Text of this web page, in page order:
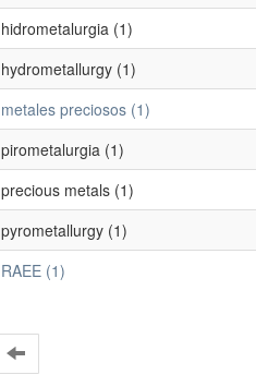
hidrometalurgia (1)
hydrometallurgy (1)
metales preciosos (1)
pirometalurgia (1)
precious metals (1)
pyrometallurgy (1)
RAEE (1)